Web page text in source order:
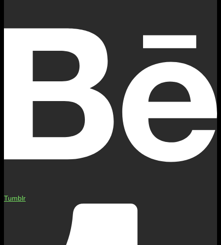
Tumblr